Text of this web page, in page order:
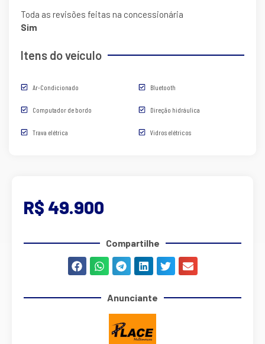
Toda as revisões feitas na concessionária
Sim
Itens do veículo
Ar-Condicionado Bluetooth
Computador de bordo Direção hidráulica
Trava elétrica Vidros elétricos
R$ 49.900
Compartilhe
Anunciante